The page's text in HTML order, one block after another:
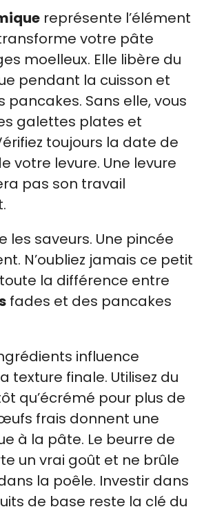
représente l’élément
votre pâte
moelleux. Elle libère du
pendant la cuisson et
pancakes. Sans elle, vous
galettes plates et
toujours la date de
votre levure. Une levure
pas son travail
les saveurs. Une pincée
N’oubliez jamais ce petit
la différence entre
fades et des pancakes
influence
texture finale. Utilisez du
qu’écrémé pour plus de
frais donnent une
à la pâte. Le beurre de
un vrai goût et ne brûle
la poêle. Investir dans
de base reste la clé du